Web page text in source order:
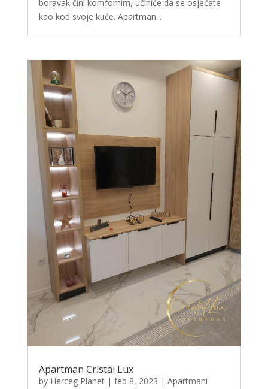
boravak čini komfornim, učiniće da se osjećate
kao kod svoje kuće. Apartman...
Apartman Cristal Lux
by Herceg Planet| feb 8, 2023 | Apartmani